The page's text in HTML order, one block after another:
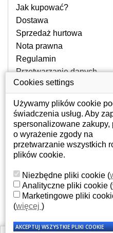
pomocy
model laptopa. Przy
nie może brakować
do aktualnego stanu
W JAKI
Częstymi
czy
dublowanie
przypadku
powrócą do
też
JAK TO DZIAŁA?
Klawiatura składa
warstw folii, z
przewodzące
Jak kupować?
Dostawa
Sprzedaż hurtowa
Nota prawna
Regulamin
Przetwarzanie danych
osobowych
Gdzie nas znajdziesz
Twoje konto
Twoje konto
Dane osobowe
Adresy
Historia zamówień
Cookies settings
Używamy plików cookie
świadczenia usług. Aby
spersonalizowane zakupy,
o wyrażenie zgody na
przetwarzanie wszystkich
plików cookie.
Niezbędne pliki cookie (
Analityczne pliki cookie (
Marketingowe pliki
(więcej )